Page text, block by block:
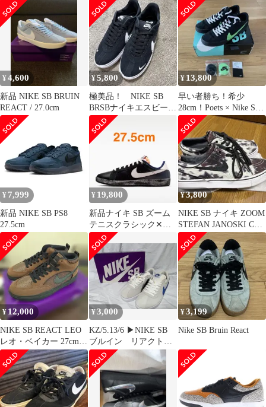
¥4,600
新品 NIKE SB BRUIN
REACT / 27.0cm
¥5,800
極美品！ NIKE SB
BRSBナイキエスビー
スケートボード スニ
ーカー
¥ 13,800
早い者勝ち！希少
28cm！Poets × Nike SB
Bruin QS
¥ 7,999
新品 NIKE SB PS8
27.5cm
¥ 19,800
新品ナイキ SB ズーム
テニスクラシック✕ラ
スベート 27.5cm
¥3,800
NIKE SB ナイキ ZOOM
STEFAN JANOSKI CVS
PRM
¥12,000
NIKE SB REACT LEO
レオ・ベイカー 27cm
新品未使用
¥3,000
KZ/5.13/6 ▶︎NIKE SB
ブルイン リアクト
27cm
¥3,199
Nike SB Bruin React